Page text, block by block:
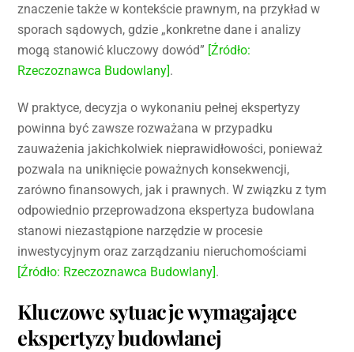
znaczenie także w kontekście prawnym, na przykład w
sporach sądowych, gdzie „konkretne dane i analizy
mogą stanowić kluczowy dowód” [Źródło:
Rzeczoznawca Budowlany].
W praktyce, decyzja o wykonaniu pełnej ekspertyzy
powinna być zawsze rozważana w przypadku
zauważenia jakichkolwiek nieprawidłowości, ponieważ
pozwala na uniknięcie poważnych konsekwencji,
zarówno finansowych, jak i prawnych. W związku z tym
odpowiednio przeprowadzona ekspertyza budowlana
stanowi niezastąpione narzędzie w procesie
inwestycyjnym oraz zarządzaniu nieruchomościami
[Źródło: Rzeczoznawca Budowlany].
Kluczowe sytuacje wymagające
ekspertyzy budowlanej